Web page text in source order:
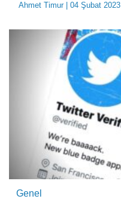
Ahmet Timur| 04 Şubat 2023
Genel